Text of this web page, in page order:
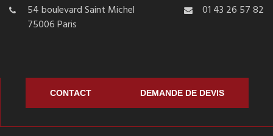
54 boulevard Saint Michel
75006 Paris
01 43 26 57 82
CONTACT DEMANDE DE DEVIS